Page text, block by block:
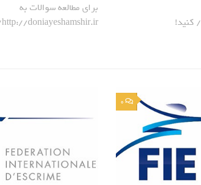
http://doniayeshamshir.ir/ کنید!
برای مطالعه سوالات به
http://doniayeshamshir.ir/ مراجعه کنید!
0